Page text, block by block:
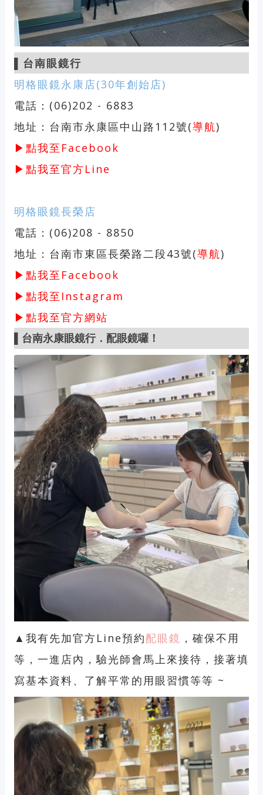
台南眼鏡行
明格眼鏡永康店(30年創始店)
電話：(06)202 - 6883
地址：台南市永康區中山路112號(導航)
▶點我至Facebook
▶點我至官方Line
明格眼鏡長榮店
電話：(06)208 - 8850
地址：台南市東區長榮路二段43號(導航)
▶點我至Facebook
▶點我至Instagram
▶點我至官方網站
台南永康眼鏡行．配眼鏡囉！
▲我有先加官方Line預約配眼鏡 ，確保不用
等，一進店內，驗光師會馬上來接待，接著填
寫基本資料、了解平常的用眼習慣等等 ~